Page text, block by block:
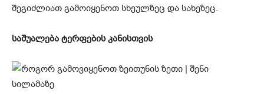
შეგიძლიათ გამოიყენოთ სხეულზეც და სახეზეც.
საშუალება ტერფების კანისთვის